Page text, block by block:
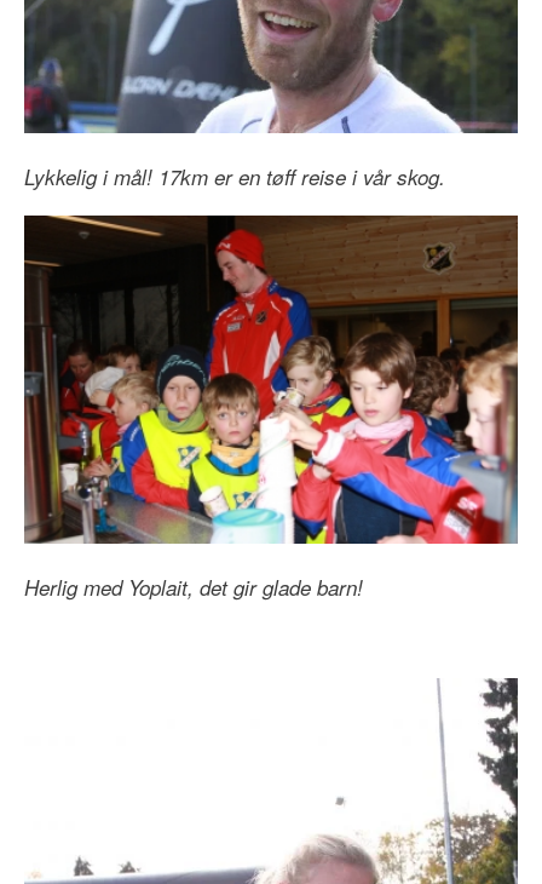
Lykkelig i mål! 17km er en tøff reise i vår skog.
Herlig med Yoplait, det gir glade barn!